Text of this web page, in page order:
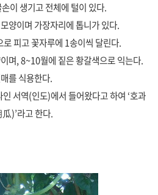
이 생기고 전체에 털이 있다.
양이며 가장자리에 톱니가 있다.
피고 꽃자루에 1송이씩 달린다.
며, 8~10월에 짙은 황갈색으로 익는다.
를 식용한다.
서역(인도)에서 들어왔다고 하여 ‘호과
瓜)’라고 한다.